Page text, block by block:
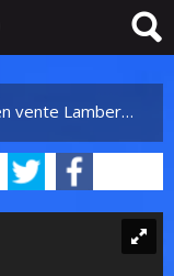
Lambersart